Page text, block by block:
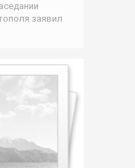
заявил